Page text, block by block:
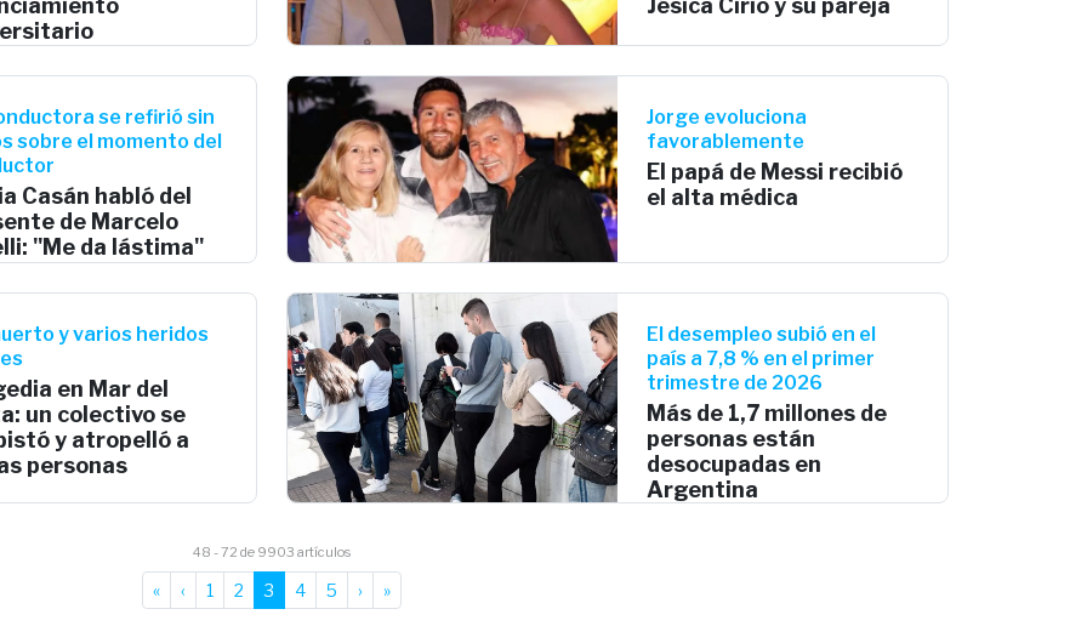
Jésica Cirio y su pareja
se refirió sin
sobre el momento del
Casán habló del
de Marcelo
"Me da lástima"
Jorge evoluciona
favorablemente
El papá de Messi recibió
el alta médica
y varios heridos
en Mar del
un colectivo se
y atropelló a
personas
El desempleo subió en el
país a 7,8 % en el primer
trimestre de 2026
Más de 1,7 millones de
personas están
desocupadas en
Argentina
48 - 72 de 9903 artículos
« ‹ 1 2 3 4 5 › »